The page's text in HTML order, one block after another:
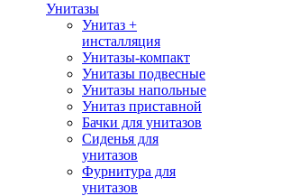
Унитазы
Унитаз +
инсталляция
Унитазы-компакт
Унитазы подвесные
Унитазы напольные
Унитаз приставной
Бачки для унитазов
Сиденья для
унитазов
Фурнитура для
унитазов